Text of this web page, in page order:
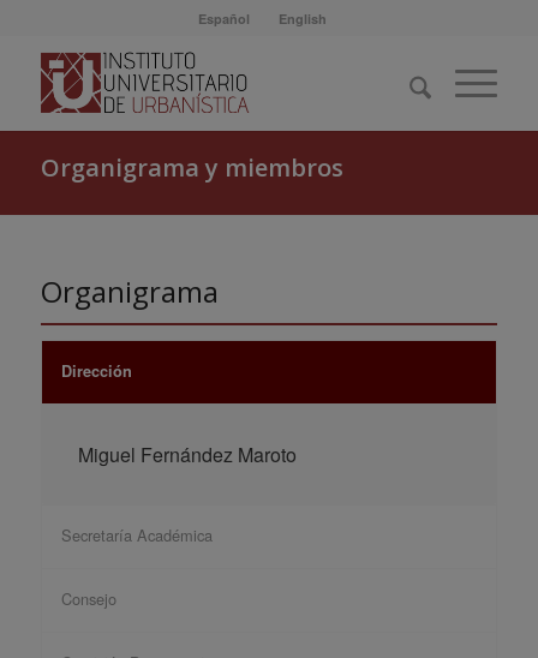
Español English
Organigrama y miembros
Organigrama
Dirección
Miguel Fernández Maroto
Secretaría Académica
Consejo